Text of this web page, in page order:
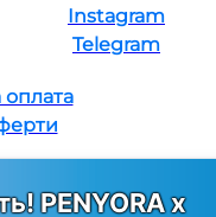
Instagram
Telegram
оплата